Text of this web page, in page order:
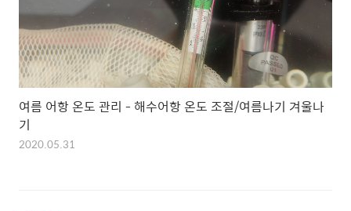
여름 어항 온도 관리 - 해수어항 온도 조절/여름나기 겨울나
기
2020.05.31